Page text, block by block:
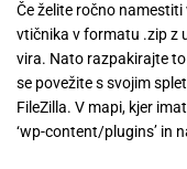
Če želite ročno
vtičnika v formatu .zip z
vira. Nato razpakirajte
se povežite s svojim
FileZilla. V mapi, kjer
‘wp-content/plugins’ in